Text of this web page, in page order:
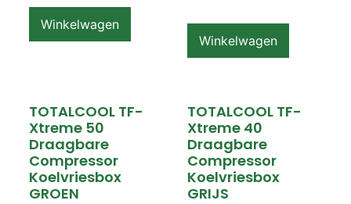
Winkelwagen
Winkelwagen
TOTALCOOL TF-
Xtreme 50
Draagbare
Compressor
Koelvriesbox
GROEN
TOTALCOOL TF-
Xtreme 40
Draagbare
Compressor
Koelvriesbox
GRIJS